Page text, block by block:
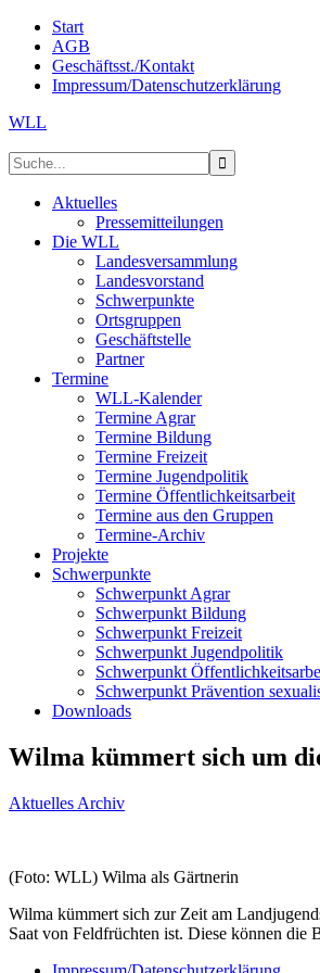
Start
AGB
Geschäftsst./Kontakt
Impressum/Datenschutzerklärung
WLL
Aktuelles
Pressemitteilungen
Die WLL
Landesversammlung
Landesvorstand
Schwerpunkte
Ortsgruppen
Geschäftstelle
Partner
Termine
WLL-Kalender
Termine Agrar
Termine Bildung
Termine Freizeit
Termine Jugendpolitik
Termine Öffentlichkeitsarbeit
Termine aus den Gruppen
Termine-Archiv
Projekte
Schwerpunkte
Schwerpunkt Agrar
Schwerpunkt Bildung
Schwerpunkt Freizeit
Schwerpunkt Jugendpolitik
Schwerpunkt
Schwerpunkt Prävention
Downloads
Wilma kümmert sich um
Aktuelles Archiv
(Foto: WLL) Wilma als Gärtnerin
Wilma kümmert sich zur Zeit am
Saat von Feldfrüchten ist. Diese können die